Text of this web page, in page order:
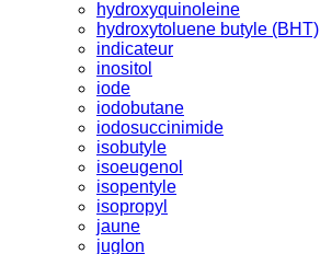
hydroxyquinoleine
hydroxytoluene butyle (BHT)
indicateur
inositol
iode
iodobutane
iodosuccinimide
isobutyle
isoeugenol
isopentyle
isopropyl
jaune
juglon